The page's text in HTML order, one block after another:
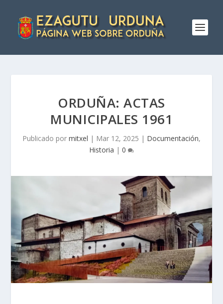
ORDUÑA: ACTAS
MUNICIPALES 1961
Publicado por mitxel | Mar 12, 2025 | Documentación,
Historia | 0